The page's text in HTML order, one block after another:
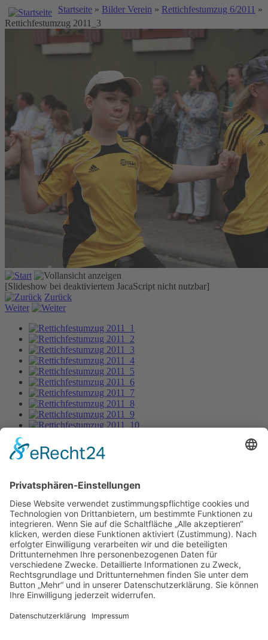
Startseite » Bilder Verein » Rettichfestumzug 6/2011 »
Rettichfestumzug 2011_3
[Slideshow bei deaktiviertem JacaScript nicht nutzbar]
Zurück
Weiter
Rettichfestumzug 2011_3
Bild-Informationen
Aktuelle Seite:
Home
Bildergalerie
Rettichfestumzug 6/2011